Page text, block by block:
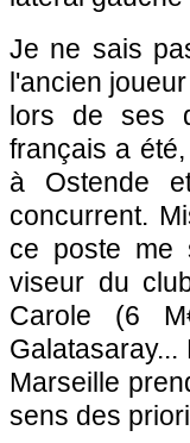
Je ne sais
l'ancien
lors de ses
français a
à Ostende
concurrent.
ce poste me
viseur du
Carole (6
Marseille
sens des